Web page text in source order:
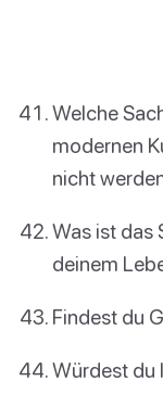
Welche
modernen
nicht
Was ist das
deinem
Findest du
Würdest du